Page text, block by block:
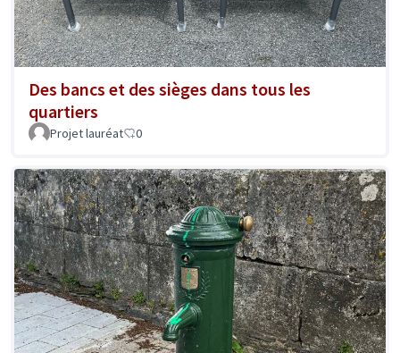
Des bancs et des sièges dans tous les
quartiers
Projet lauréat 0